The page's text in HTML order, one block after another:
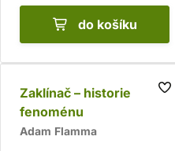
do košíku
Zaklínač – historie
fenoménu
Adam Flamma